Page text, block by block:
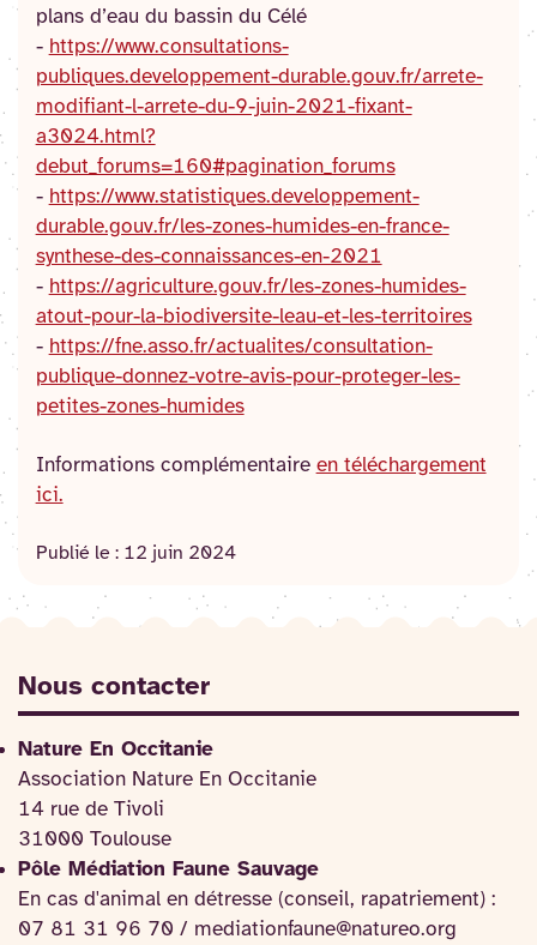
plans d’eau du bassin du Célé
- https://www.consultations-
publiques.developpement-durable.gouv.fr/arrete-
modifiant-l-arrete-du-9-juin-2021-fixant-
a3024.html?
debut_forums=160#pagination_forums
- https://www.statistiques.developpement-
durable.gouv.fr/les-zones-humides-en-france-
synthese-des-connaissances-en-2021
- https://agriculture.gouv.fr/les-zones-humides-
atout-pour-la-biodiversite-leau-et-les-territoires
- https://fne.asso.fr/actualites/consultation-
publique-donnez-votre-avis-pour-proteger-les-
petites-zones-humides
Informations complémentaire en téléchargement
ici.
Publié le : 12 juin 2024
Nous contacter
Nature En Occitanie
Association Nature En Occitanie
14 rue de Tivoli
31000 Toulouse
Pôle Médiation Faune Sauvage
En cas d'animal en détresse (conseil, rapatriement) :
07 81 31 96 70 / mediationfaune@natureo.org